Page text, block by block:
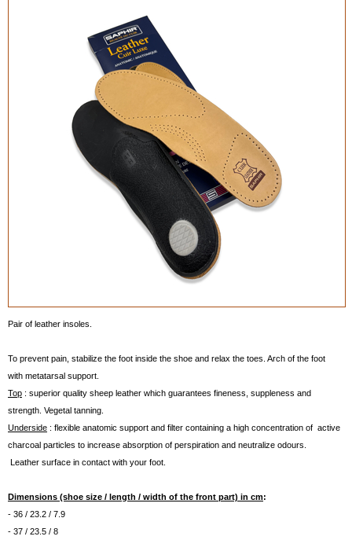
Pair of leather insoles.
To prevent pain, stabilize the foot inside the shoe and relax the toes. Arch of the foot
with metatarsal support.
Top : superior quality sheep leather which guarantees fineness, suppleness and
strength. Vegetal tanning.
Underside : flexible anatomic support and filter containing a high concentration of active
charcoal particles to increase absorption of perspiration and neutralize odours.
Leather surface in contact with your foot.
Dimensions (shoe size / length / width of the front part) in cm:
- 36 / 23.2 / 7.9
- 37 / 23.5 / 8